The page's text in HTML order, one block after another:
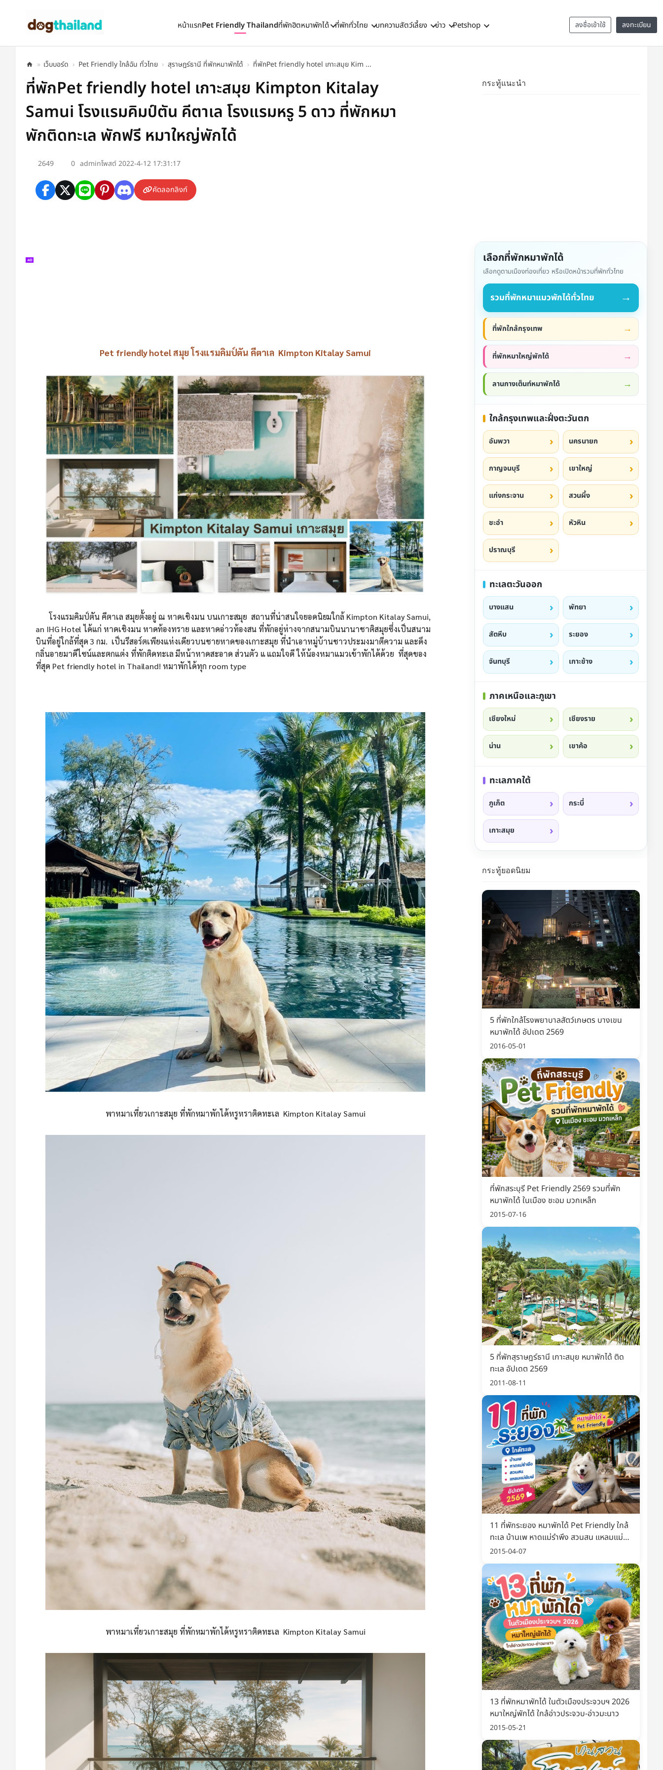
ลงชื่อเข้าใช้ ลงทะเบียน
หน้าแรกPet Friendly Thailandที่พักฮิตหมาพักได้ ที่พักทั่วไทย บทความสัตว์เลี้ยง ข่าว Petshop
» เว็บบอร์ด › Pet Friendly ใกล้ฉัน ทั่วไทย › สุราษฎร์ธานี ที่พักหมาพักได้ › ที่พักPet friendly hotel เกาะสมุย Kim ...
ที่พักPet friendly hotel เกาะสมุย Kimpton Kitalay
Samui โรงแรมคิมป์ตัน คีตาเล โรงแรมหรู 5 ดาว ที่พักหมา
พักติดทะเล พักฟรี หมาใหญ่พักได้
2649 0 adminโพสต์ 2022-4-12 17:31:17
คัดลอกลิงก์
Pet friendly hotel สมุย โรงแรมคิมป์ตัน คีตาเล Kimpton Kitalay Samui
โรงแรมคิมป์ตัน คีตาเล สมุยตั้งอยู่ ณ หาดเชิงมน บนเกาะสมุย สถานที่น่าสนใจยอดนิยมใกล้ Kimpton Kitalay Samui,
an IHG Hotel ได้แก่ หาดเชิงมน หาดท้องทราย และหาดอ่าวท้องสน ที่พักอยู่ห่างจากสนามบินนานาชาติสมุยซึ่งเป็นสนาม
บินที่อยู่ใกล้ที่สุด 3 กม. เป็นรีสอร์ตเพียงแห่งเดียวบนชายหาดของเกาะสมุย ที่นำเอาหมู่บ้านชาวประมงมาตีความ และดึง
กลิ่นอายมาดีไซน์และตกแต่ง ที่พักติดทะเล มีหน้าหาดสะอาด ส่วนตัว แ แถมใจดี ให้น้องหมาแมวเข้าพักได้ด้วย ที่สุดของ
ที่สุด Pet friendly hotel in Thailand! หมาพักได้ทุก room type
พาหมาเที่ยวเกาะสมุย ที่พักหมาพักได้หรูหราติดทะเล Kimpton Kitalay Samui
พาหมาเที่ยวเกาะสมุย ที่พักหมาพักได้หรูหราติดทะเล Kimpton Kitalay Samui
กระทู้แนะนำ
เลือกที่พักหมาพักได้
เลือกดูตามเมืองท่องเที่ยว หรือเปิดหน้ารวมที่พักทั่วไทย
รวมที่พักหมาแมวพักได้ทั่วไทย →
ที่พักใกล้กรุงเทพ
ที่พักหมาใหญ่พักได้
ลานกางเต็นท์หมาพักได้
ใกล้กรุงเทพและฝั่งตะวันตก
อัมพวา นครนายก
กาญจนบุรี เขาใหญ่
แก่งกระจาน สวนผึ้ง
ชะอำ หัวหิน
ปราณบุรี
ทะเลตะวันออก
บางแสน พัทยา
สัตหีบ ระยอง
จันทบุรี เกาะช้าง
ภาคเหนือและภูเขา
เชียงใหม่ เชียงราย
น่าน เขาค้อ
ทะเลภาคใต้
ภูเก็ต กระบี่
เกาะสมุย
กระทู้ยอดนิยม
5 ที่พักใกล้โรงพยาบาลสัตว์เกษตร บางเขน
หมาพักได้ อัปเดต 2569
2016-05-01
ที่พักสระบุรี Pet Friendly 2569 รวมที่พัก
หมาพักได้ ในเมือง ชะอม มวกเหล็ก
2015-07-16
5 ที่พักสุราษฎร์ธานี เกาะสมุย หมาพักได้ ติด
ทะเล อัปเดต 2569
2011-08-11
11 ที่พักระยอง หมาพักได้ Pet Friendly ใกล้
ทะเล บ้านเพ หาดแม่รำพึง สวนสน แหลมแม่
พิมพ์ อัปเดต 2569
2015-04-07
13 ที่พักหมาพักได้ ในตัวเมืองประจวบฯ 2026
หมาใหญ่พักได้ ใกล้อ่าวประจวบ-อ่าวมะนาว
2015-05-21